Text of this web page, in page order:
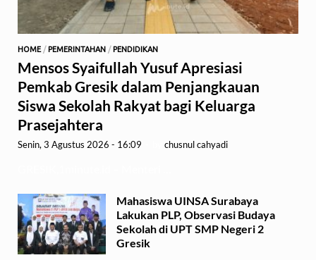
HOME /PEMERINTAHAN /PENDIDIKAN
Mensos Syaifullah Yusuf Apresiasi
Pemkab Gresik dalam Penjangkauan
Siswa Sekolah Rakyat bagi Keluarga
Prasejahtera
Senin, 3 Agustus 2026 - 16:09 chusnul cahyadi
Mahasiswa UINSA Surabaya
Lakukan PLP, Observasi Budaya
Sekolah di UPT SMP Negeri 2
Gresik